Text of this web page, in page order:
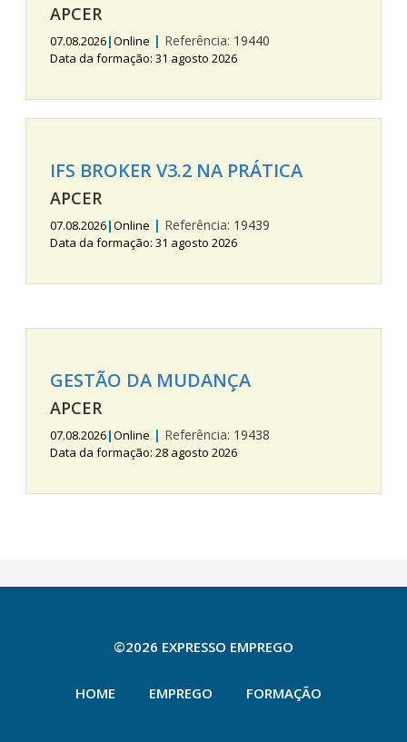
APCER
07.08.2026|Online | Referência: 19440
Data da formação: 31 agosto 2026
IFS BROKER V3.2 NA PRÁTICA
APCER
07.08.2026|Online | Referência: 19439
Data da formação: 31 agosto 2026
GESTÃO DA MUDANÇA
APCER
07.08.2026|Online | Referência: 19438
Data da formação: 28 agosto 2026
©2026 EXPRESSO EMPREGO
HOME EMPREGO FORMAÇÃO